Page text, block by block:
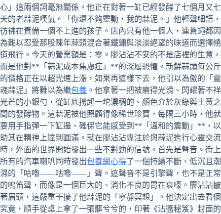
心」這兩個詞毫無關係。他正在對著一缸已經發酵了七個月又七
天的老蒜泥嘆氣。「你還不夠靈動，我的蒜泥。」他輕聲細語，
彷彿在責備一個不上進的孩子。店內只有他一個人，連蒼蠅都因
為難以忍受那股陳年蒜頭混合著鐵鏽與淡淡絕望的味道而選擇繞
道飛行。今天的營業額是：零。廖沾沾不安的不是店裡的生意，
而是他對**「蒜泥成本焦慮症」**的深層恐懼。新鮮蒜頭每公斤
的價格正在以超光速上漲，如果再這樣下去，他引以為傲的「靈
魂蒜泥」將難以為繼包養 。他拿著一把被磨得光滑、閃耀著不祥
光芒的小銀勺，從缸底撈起一坨濃稠的、顏色介於灰綠與土黃之
間的發酵物。這蒜泥被他照顧得像稀世珍寶，每隔三小時，他就
要用手指彈一下缸邊，確保它能感受到**「溫和的震動」**，以
助其在精神上達到圓滿。就在廖沾沾專注於與蒜泥進行心靈交流
時，外面的世界開始發出一些不對勁的信號。首先是聲音。街上
所有的汽車喇叭同時發出包養網心得了一個持續不斷、低沉且潮
濕的「咕嚕——咕嚕——」聲。這聲音不是引擎聲，也不是正常
的鳴笛聲，而像是一個巨大的、消化不良的胃在哀嚎。廖沾沾皺
著眉頭，這嚴重干擾了他蒜泥的「寧靜冥想」。他決定出去看個
究竟，順手從桌上拿了一張髒兮兮的，印著《沾醬秘笈》封面的